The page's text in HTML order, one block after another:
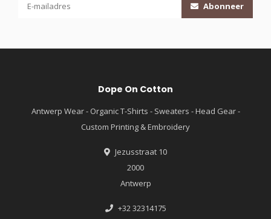
Abonneer
Dope On Cotton
Antwerp Wear - Organic T-Shirts - Sweaters - Head Gear -
Custom Printing & Embroidery
Jezusstraat 10
2000
Antwerp
+32 32314175